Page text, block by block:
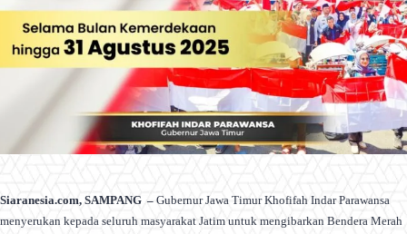
Siaranesia.com, SAMPANG – Gubernur Jawa Timur Khofifah Indar Parawansa
menyerukan kepada seluruh masyarakat Jatim untuk mengibarkan Bendera Merah